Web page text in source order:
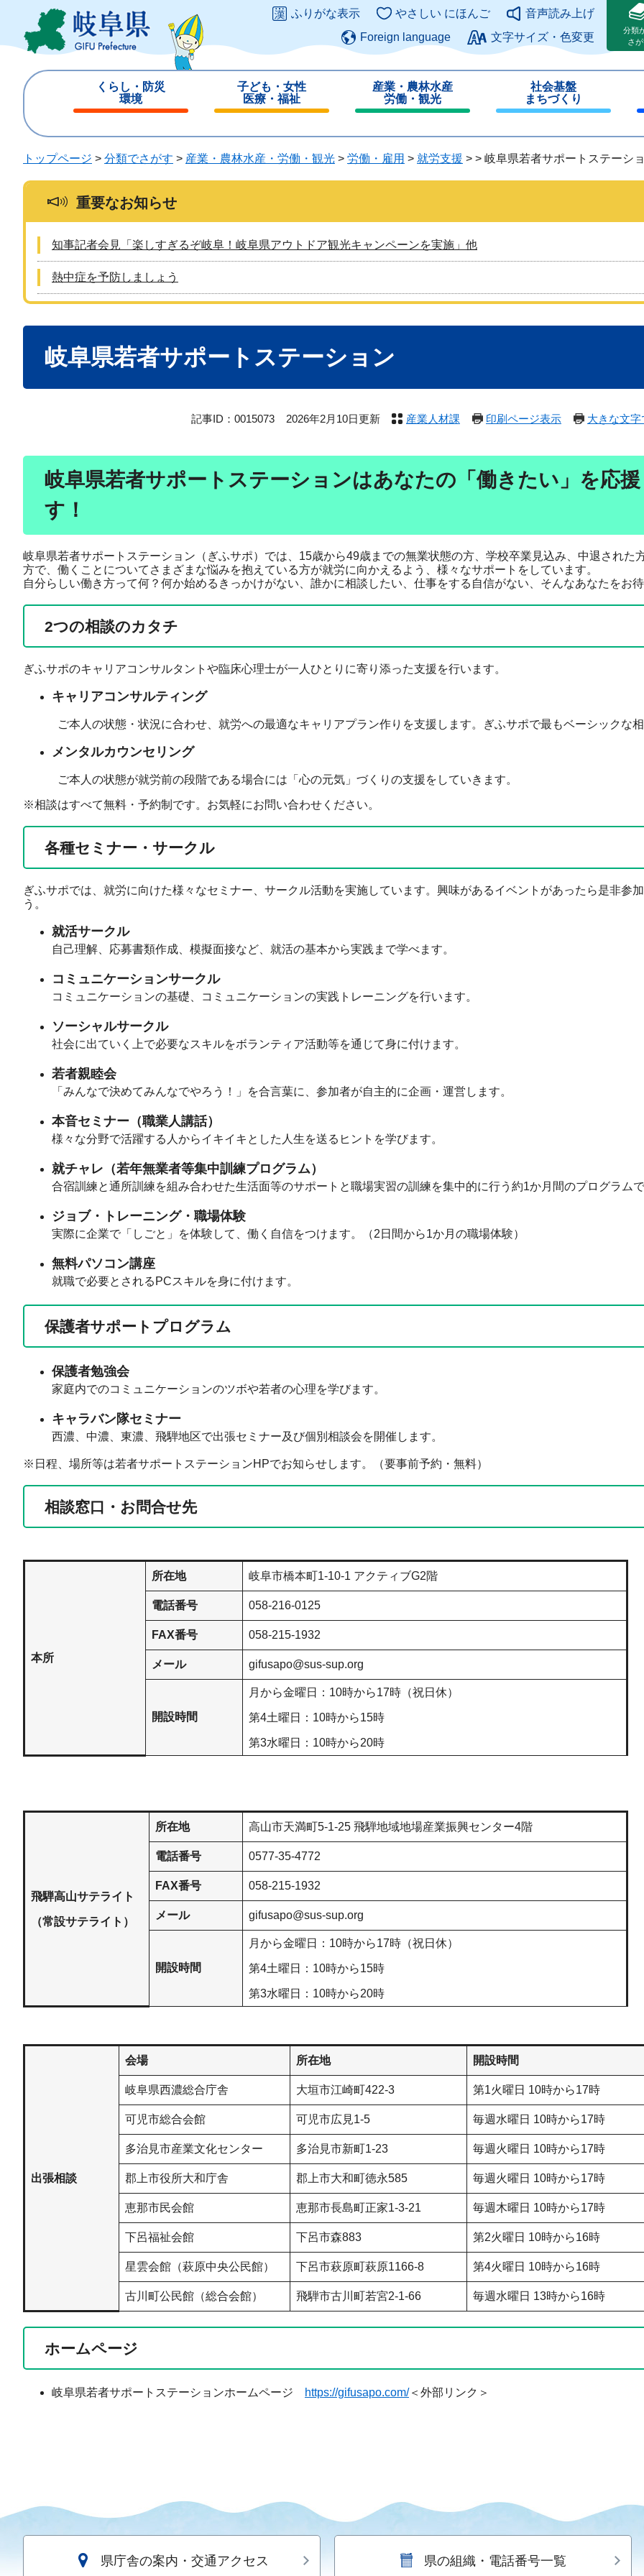
ジ
ュ
このページの本文へ
ふりがな表示 やさしい にほんご
音声読み上げ
Foreign language
文字サイズ・色変更
分類
さ
くらし・防災
環境
じ
子ども・女性
医療・福祉
じ
る
産業・農林水産
労働・観光
じ
る
社会基盤
まちづくり
じ
る
トップページ > 分類でさがす > 産業・農林水産・労働・観光 > 労働・雇用 > 就労支援 > > 岐阜県若者サポートステーシ
重要なお知らせ
知事記者会見「楽しすぎるぞ岐阜！岐阜県アウトドア観光キャンペーンを実施」他
熱中症を予防しましょう
岐阜県若者サポートステーション
記事ID：0015073 2026年2月10日更新 産業人材課 印刷ページ表示 大きな文
岐阜県若者サポートステーションはあなたの「働きたい」を応
す！
岐阜県若者サポートステーション（ぎふサポ）では、15歳から49歳までの無業状態の方、学校卒業見込み、中退された
方で、働くことについてさまざまな悩みを抱えている方が就労に向かえるよう、様々なサポートをしています。
自分らしい働き方って何？何か始めるきっかけがない、誰かに相談したい、仕事をする自信がない、そんなあなたをお
2つの相談のカタチ
ぎふサポのキャリアコンサルタントや臨床心理士が一人ひとりに寄り添った支援を行います。
キャリアコンサルティング
ご本人の状態・状況に合わせ、就労への最適なキャリアプラン作りを支援します。ぎふサポで最もベーシックな
メンタルカウンセリング
ご本人の状態が就労前の段階である場合には「心の元気」づくりの支援をしていきます。
※相談はすべて無料・予約制です。お気軽にお問い合わせください。
各種セミナー・サークル
ぎふサポでは、就労に向けた様々なセミナー、サークル活動を実施しています。興味があるイベントがあったら是非参
う。
就活サークル
自己理解、応募書類作成、模擬面接など、就活の基本から実践まで学べます。
コミュニケーションサークル
コミュニケーションの基礎、コミュニケーションの実践トレーニングを行います。
ソーシャルサークル
社会に出ていく上で必要なスキルをボランティア活動等を通じて身に付けます。
若者親睦会
「みんなで決めてみんなでやろう！」を合言葉に、参加者が自主的に企画・運営します。​
本音セミナー（職業人講話）
様々な分野で活躍する人からイキイキとした人生を送るヒントを学びます。
就チャレ（若年無業者等集中訓練プログラム）
合宿訓練と通所訓練を組み合わせた生活面等のサポートと職場実習の訓練を集中的に行う約1か月間のプログラム
ジョブ・トレーニング・職場体験
実際に企業で「しごと」を体験して、働く自信をつけます。（2日間から1か月の職場体験）
無料パソコン講座
就職で必要とされるPCスキルを身に付けます。
保護者サポートプログラム
保護者勉強会
家庭内でのコミュニケーションのツボや若者の心理を学びます。
キャラバン隊セミナー
西濃、中濃、東濃、飛騨地区で出張セミナー及び個別相談会を開催します。
※日程、場所等は若者サポートステーションHPでお知らせします。（要事前予約・無料）
相談窓口​・お問合せ先
本所
所在地 岐阜市橋本町1-10-1 アクティブG2階
電話番号 058-216-0125
FAX番号 058-215-1932
メール gifusapo@sus-sup.org
開設時間
月から金曜日：10時から17時（祝日休）
第4土曜日：10時から15時
第3水曜日：10時から20時
飛騨高山サテライト
（常設サテライト）
所在地 高山市天満町5-1-25 飛騨地域地場産業振興センター4階
電話番号 0577-35-4772
FAX番号 058-215-1932
メール gifusapo@sus-sup.org
開設時間
月から金曜日：10時から17時（祝日休）
第4土曜日：10時から15時
第3水曜日：10時から20時
出張相談
会場 所在地 開設時間
岐阜県西濃総合庁舎 大垣市江崎町422-3 第1火曜日 10時から17時
可児市総合会館 可児市広見1-5 毎週水曜日 10時から17時
多治見市産業文化センター 多治見市新町1-23 毎週火曜日 10時から17時
郡上市役所大和庁舎 郡上市大和町徳永585 毎週火曜日 10時から17時
恵那市民会館 恵那市長島町正家1-3-21 毎週木曜日 10時から17時
下呂福祉会館 下呂市森883 第2火曜日 10時から16時
星雲会館（萩原中央公民館） 下呂市萩原町萩原1166-8 第4火曜日 10時から16時
古川町公民館（総合会館） 飛騨市古川町若宮2-1-66 毎週水曜日 13時から16時
ホームページ
岐阜県若者サポートステーションホームページ https://gifusapo.com/＜外部リンク＞
県庁舎の案内・交通アクセス 県の組織・電話番号一覧